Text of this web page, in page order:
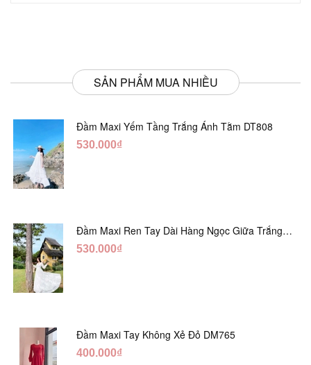
SẢN PHẨM MUA NHIỀU
Đầm Maxi Yếm Tầng Trắng Ánh Tằm DT808
530.000₫
Đầm Maxi Ren Tay Dài Hàng Ngọc Giữa Trắng
DT730
530.000₫
Đầm Maxi Tay Không Xẻ Đỏ DM765
400.000₫